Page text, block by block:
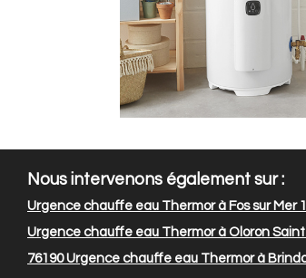
Nous intervenons également sur :
Urgence chauffe eau Thermor à Fos sur Mer
Urgence chauffe eau Thermor à Oloron
76190Urgence chauffe eau Thermor à